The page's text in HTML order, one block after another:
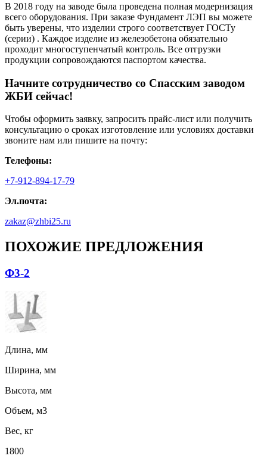
В 2018 году на заводе была проведена полная модернизация
всего оборудования. При заказе Фундамент ЛЭП вы можете
быть уверены, что изделии строго соответствует ГОСТу
(серии) . Каждое изделие из железобетона обязательно
проходит многоступенчатый контроль. Все отгрузки
продукции сопровождаются паспортом качества.
Начните сотрудничество со Cпасским заводом
ЖБИ сейчас!
Чтобы оформить заявку, запросить прайс-лист или получить
консультацию о сроках изготовление или условиях доставки
звоните нам или пишите на почту:
Телефоны:
+7-912-894-17-79
Эл.почта:
zakaz@zhbi25.ru
ПОХОЖИЕ ПРЕДЛОЖЕНИЯ
Ф3-2
Длина, мм
Ширина, мм
Высота, мм
Объем, м3
Вес, кг
1800